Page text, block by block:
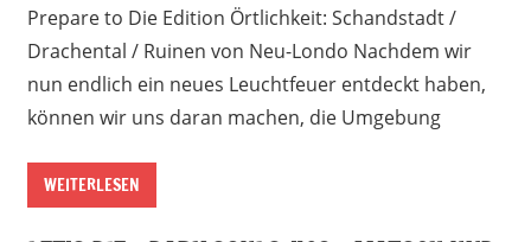
Prepare to Die Edition Örtlichkeit: Schandstadt /
Drachental / Ruinen von Neu-Londo Nachdem wir
nun endlich ein neues Leuchtfeuer entdeckt haben,
können wir uns daran machen, die Umgebung
WEITERLESEN